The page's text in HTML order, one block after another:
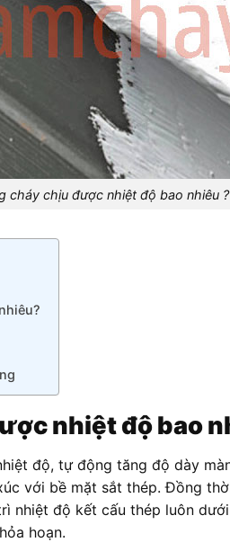
cháy chịu được nhiệt độ bao nhiêu ?
nhiệt độ bao
độ, tự động tăng độ dày
với bề mặt sắt thép. Đồng
nhiệt độ kết cấu thép luôn
hoạn.